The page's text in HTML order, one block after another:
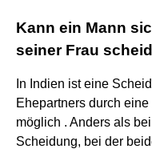
Kann ein Mann
seiner Frau
In Indien ist eine
Ehepartners durch
möglich . Anders als
Scheidung, bei der